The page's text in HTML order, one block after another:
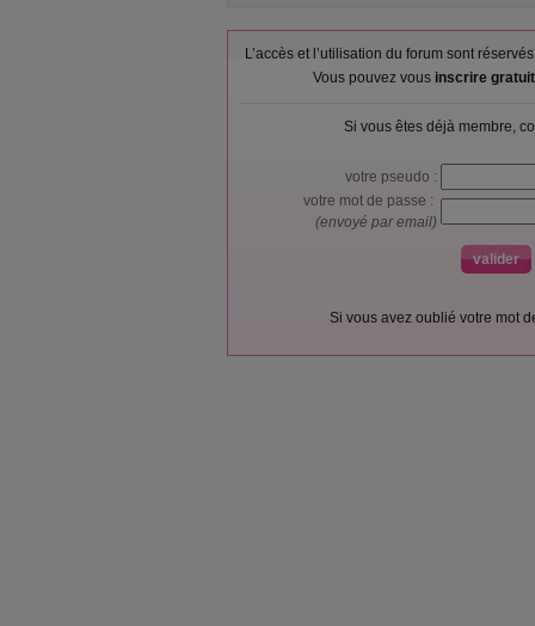
L’accès et l’utilisation du forum sont
Vous pouvez vous inscrire
Si vous êtes déjà membre,
votre pseudo :
votre mot de passe :
(envoyé par email)
Si vous avez oublié votre mot